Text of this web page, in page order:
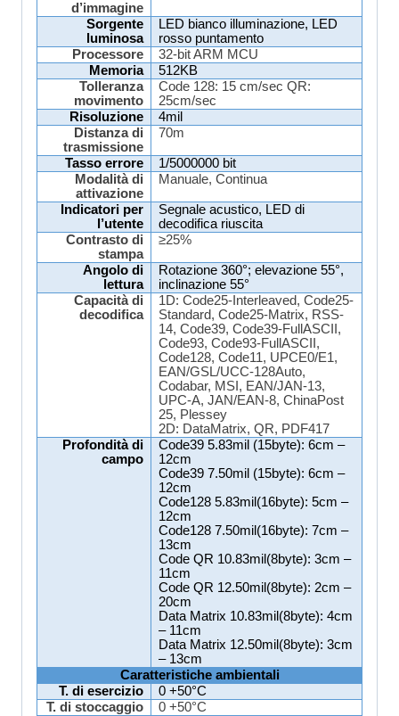
d’immagine
Sorgente
luminosa
LED bianco illuminazione, LED
rosso puntamento
Processore
32-bit ARM MCU
Memoria
512KB
Tolleranza
movimento
Code 128: 15 cm/sec QR:
25cm/sec
Risoluzione
4mil
Distanza di
trasmissione
70m
Tasso errore
1/5000000 bit
Modalità di
attivazione
Manuale, Continua
Indicatori per
l’utente
Segnale acustico, LED di
decodifica riuscita
Contrasto di
stampa
≥25%
Angolo di
lettura
Rotazione 360°; elevazione 55°,
inclinazione 55°
Capacità di
decodifica
1D: Code25-Interleaved, Code25-
Standard, Code25-Matrix, RSS-
14, Code39, Code39-FullASCII,
Code93, Code93-FullASCII,
Code128, Code11, UPCE0/E1,
EAN/GSL/UCC-128Auto,
Codabar, MSI, EAN/JAN-13,
UPC-A, JAN/EAN-8, ChinaPost
25, Plessey
2D: DataMatrix, QR, PDF417
Profonditàdi
campo
Code39 5.83mil (15byte): 6cm –
12cm
Code39 7.50mil (15byte): 6cm –
12cm
Code128 5.83mil(16byte): 5cm –
12cm
Code128 7.50mil(16byte): 7cm –
13cm
Code QR 10.83mil(8byte): 3cm –
11cm
Code QR 12.50mil(8byte): 2cm –
20cm
Data Matrix 10.83mil(8byte): 4cm
– 11cm
Data Matrix 12.50mil(8byte): 3cm
– 13cm
Caratteristiche ambientali
T. di esercizio
0 +50°C
T. di stoccaggio
0 +50°C